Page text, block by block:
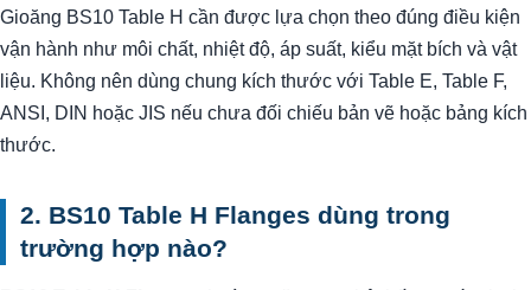
Gioăng BS10 Table H cần được lựa chọn theo đúng điều kiện
vận hành như môi chất, nhiệt độ, áp suất, kiểu mặt bích và vật
liệu. Không nên dùng chung kích thước với Table E, Table F,
ANSI, DIN hoặc JIS nếu chưa đối chiếu bản vẽ hoặc bảng kích
thước.
2. BS10 Table H Flanges dùng trong
trường hợp nào?